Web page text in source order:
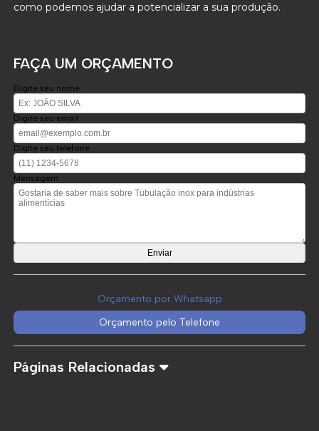
como podemos ajudar a potencializar a sua produção.
FAÇA UM ORÇAMENTO
Digite seu nome
Digite seu email
Digite seu telefone
Mensagem
Orçamento por Whatsapp
Orçamento pelo Telefone
Páginas Relacionadas